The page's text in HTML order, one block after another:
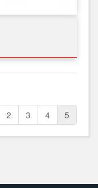
2 3 4 5